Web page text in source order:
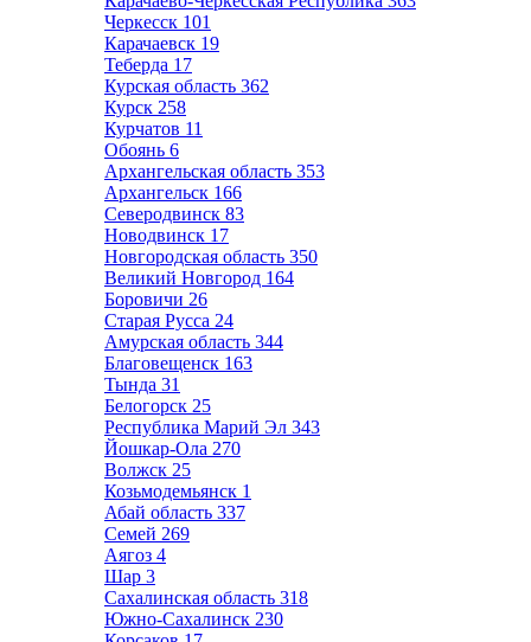
Черкесск 101
Карачаевск 19
Теберда 17
Курская область 362
Курск 258
Курчатов 11
Обоянь 6
Архангельская область 353
Архангельск 166
Северодвинск 83
Новодвинск 17
Новгородская область 350
Великий Новгород 164
Боровичи 26
Старая Русса 24
Амурская область 344
Благовещенск 163
Тында 31
Белогорск 25
Республика Марий Эл 343
Йошкар-Ола 270
Волжск 25
Козьмодемьянск 1
Абай область 337
Семей 269
Аягоз 4
Шар 3
Сахалинская область 318
Южно-Сахалинск 230